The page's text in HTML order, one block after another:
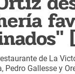
de La
Pedro Gallesse y